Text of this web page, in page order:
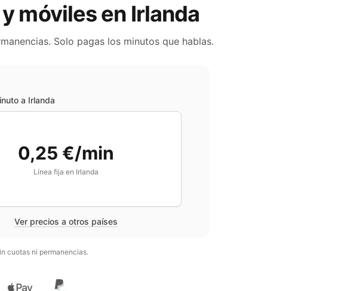
móviles en Irlanda
Solo pagas los minutos que hablas.
a Irlanda
0,25 €/min
Línea fija en Irlanda
Ver precios a otros países
cuotas ni permanencias.